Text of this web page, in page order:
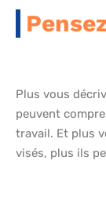
Plus vous
peuvent
travail. Et plus
visés, plus ils